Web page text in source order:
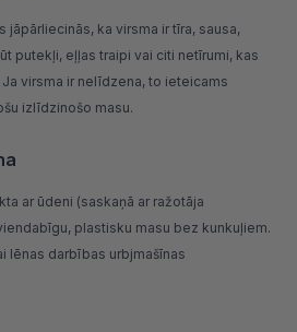
jāpārliecinās, ka virsma ir tīra, sausa,
putekļi, eļļas traipi vai citi netīrumi, kas
virsma ir nelīdzena, to ieteicams
izlīdzinošo masu.
ar ūdeni (saskaņā ar ražotāja
plastisku masu bez kunkuļiem.
lēnas darbības urbjmašīnas